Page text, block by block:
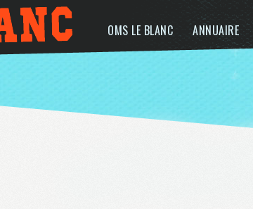
OMS LE BLANC ANNUAIRE